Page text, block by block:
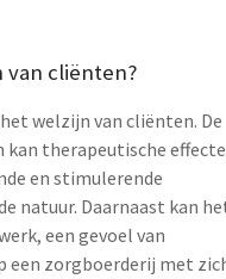
van cliënten?
welzijn van cliënten. De
therapeutische
en stimulerende
natuur. Daarnaast kan
een gevoel van
een zorgboerderij met